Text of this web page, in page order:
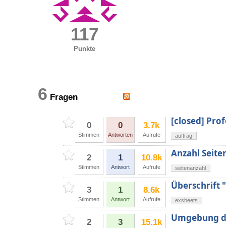
117
Punkte
6 Fragen
0
Stimmen
0
Antworten
3.7k
Aufrufe
[closed]
auftrag
2
Stimmen
1
Antwort
10.8k
Aufrufe
Anzahl
seitenanzahl
3
Stimmen
1
Antwort
8.6k
Aufrufe
Überschrift
exsheets
2 3 15.1k Umgebung